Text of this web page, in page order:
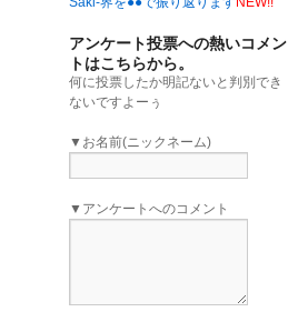
アンケート投票への熱いコメン
トはこちらから。
何に投票したか明記ないと判別でき
ないですよーぅ
▼お名前(ニックネーム)
▼アンケートへのコメント